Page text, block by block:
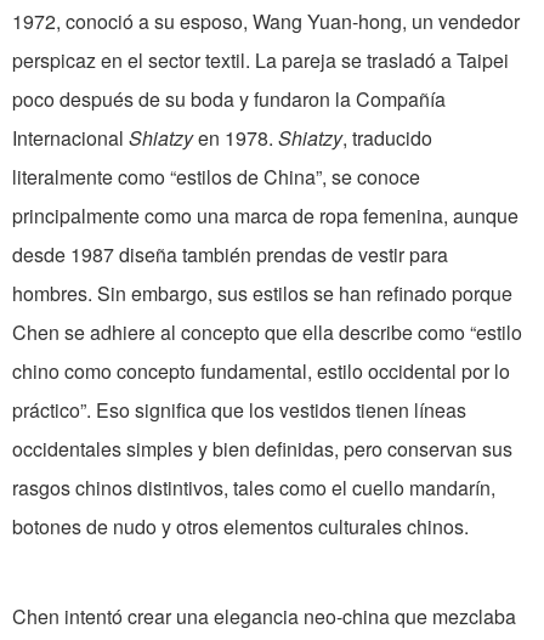
1972, conoció a su esposo, Wang Yuan-hong, un vendedor
perspicaz en el sector textil. La pareja se trasladó a Taipei
poco después de su boda y fundaron la Compañía
Internacional Shiatzyen 1978. Shiatzy, traducido
literalmente como “estilos de China”, se conoce
principalmente como una marca de ropa femenina, aunque
desde 1987 diseña también prendas de vestir para
hombres. Sin embargo, sus estilos se han refinado porque
Chen se adhiere al concepto que ella describe como “estilo
chino como concepto fundamental, estilo occidental por lo
práctico”. Eso significa que los vestidos tienen líneas
occidentales simples y bien definidas, pero conservan sus
rasgos chinos distintivos, tales como el cuello mandarín,
botones de nudo y otros elementos culturales chinos.
Chen intentó crear una elegancia neo-china que mezclaba